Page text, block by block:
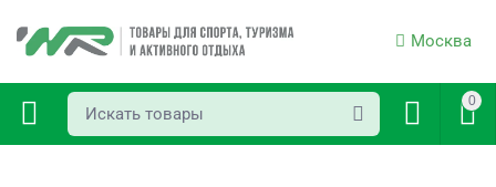
Москва
0